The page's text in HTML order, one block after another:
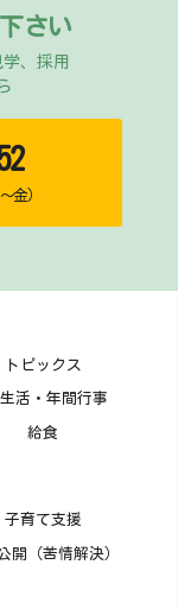
さい
、採用
金）
トピックス
活・年間行事
給食
子育て支援
開（苦情解決）